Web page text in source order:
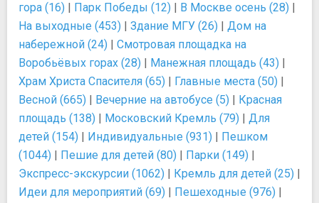
гора (16) | Парк Победы (12) | В Москве осень (28) |
На выходные (453) | Здание МГУ (26) | Дом на
набережной (24) | Смотровая площадка на
Воробьёвых горах (28) | Манежная площадь (43) |
Храм Христа Спасителя (65) | Главные места (50) |
Весной (665) | Вечерние на автобусе (5) | Красная
площадь (138) | Московский Кремль (79) | Для
детей (154) | Индивидуальные (931) | Пешком
(1044) | Пешие для детей (80) | Парки (149) |
Экспресс-экскурсии (1062) | Кремль для детей (25) |
Идеи для мероприятий (69) | Пешеходные (976) |